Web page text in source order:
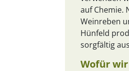
auf Chemie.
Weinreben
Hünfeld
sorgfältig
Wofür